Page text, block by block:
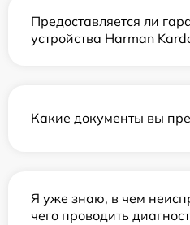
Предоставляется ли
устройства Harman
Какие документы вы
Я уже знаю, в чем
чего проводить